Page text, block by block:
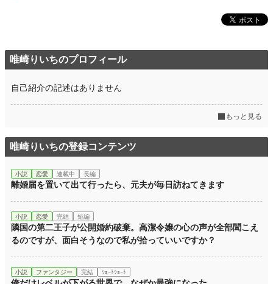
文字数 4,336
週間ポイント 91 pt (35,631 位)
年間ポイント 17,531 pt (22,011 位)
唯崎りいちのプロフィール
自己紹介の記述はありません
もっと見る
唯崎りいちの登録コンテンツ
小説 恋愛 連載中 長編
離婚届を置いて出て行ったら、元夫が毎日訪ねてきます
小説 恋愛 完結 短編
隣国の第二王子が公開婚約破棄。高潔令嬢の心の声が全部聞こえ
るのですが、面白そうなので私が拾っていいですか？
小説 ファンタジー 完結 ｼｮｰﾄｼｮｰﾄ